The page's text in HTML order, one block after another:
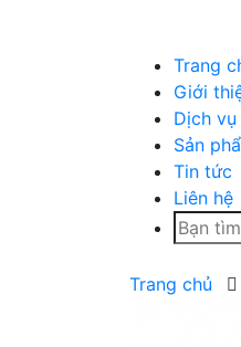
Trang
Giới
Dịch vụ
Sản
Tin tức
Liên hệ
Tìm
kiếm
cho:
Trang chủ